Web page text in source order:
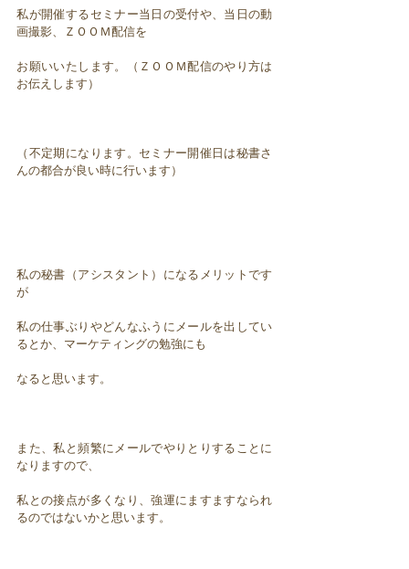
私が開催するセミナー当日の受付や、当日の動
画撮影、ＺＯＯＭ配信を
お願いいたします。（ＺＯＯＭ配信のやり方は
お伝えします）
（不定期になります。セミナー開催日は秘書さ
んの都合が良い時に行います）
私の秘書（アシスタント）になるメリットです
が
私の仕事ぶりやどんなふうにメールを出してい
るとか、マーケティングの勉強にも
なると思います。
また、私と頻繁にメールでやりとりすることに
なりますので、
私との接点が多くなり、強運にますますなられ
るのではないかと思います。